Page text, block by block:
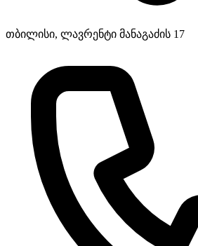
თბილისი, ლავრენტი მანაგაძის 17